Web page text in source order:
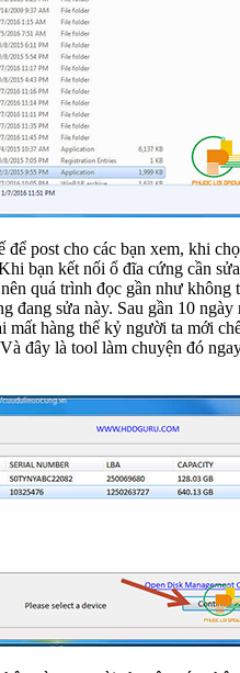
post cho các bạn xem, khi
bạn kết nối ổ đĩa cứng cần
quá trình đọc gần như
sửa này. Sau gần 10
hàng thế kỷ người ta mới
đây là tool làm chuyện đó